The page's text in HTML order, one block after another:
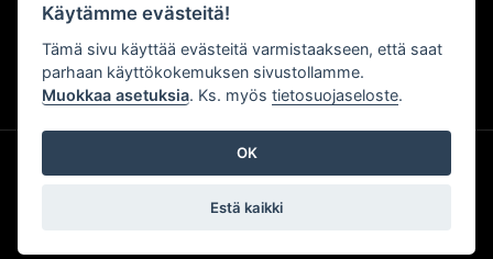
|Affordia Oy
Käytämme evästeitä!
Tämä sivu käyttää evästeitä varmistaakseen, että saat
parhaan käyttökokemuksen sivustollamme.
Muokkaa asetuksia. Ks. myöstietosuojaseloste.
OK
Estä kaikki